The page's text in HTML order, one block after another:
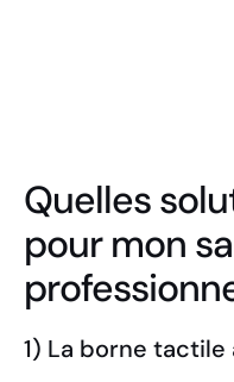
Quelles
pour mon
1) La borne